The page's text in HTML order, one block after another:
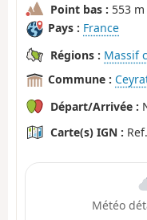
Point bas : 553 m
Pays : France
Régions : Massif
Commune :
Départ/Arrivée :
Carte(s) IGN :
Météo